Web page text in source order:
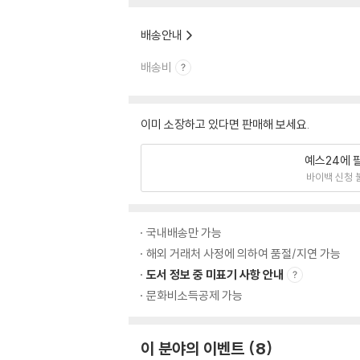
배송안내
배송비
이미 소장하고 있다면 판매해 보세요.
예스24에
바이백 신청
국내배송만 가능
해외 거래처 사정에 의하여 품절/지연 가능
도서 정보 중 미표기 사항 안내
문화비소득공제 가능
이 분야의 이벤트 8